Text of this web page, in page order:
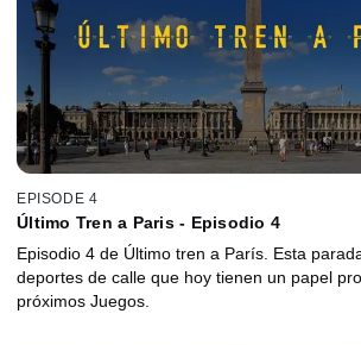
EPISODE 4
Último Tren a Paris - Episodio 4
Episodio 4 de Último tren a París. Esta
deportes de calle que hoy tienen un papel
próximos Juegos.